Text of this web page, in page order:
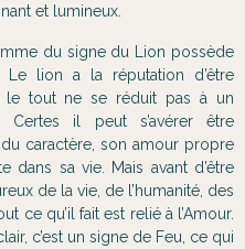
et lumineux.
du signe du Lion possède
lion a la réputation d’être
le tout ne se réduit pas à un
il peut s’avérer être
caractère, son amour propre
dans sa vie. Mais avant d’être
de la vie, de l’humanité, des
ce qu’il fait est relié à l’Amour.
c’est un signe de Feu, ce qui